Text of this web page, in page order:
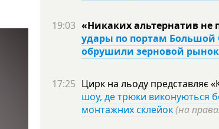
19:03 «Никаких альтернатив не
удары по портам Большой
обрушили зерновой рынок
17:25 Цирк на льоду представляє
шоу, де трюки виконуються
монтажних склейок(на